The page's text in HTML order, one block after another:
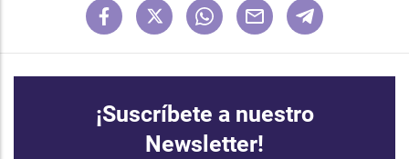
¡Suscríbete a nuestro
Newsletter!